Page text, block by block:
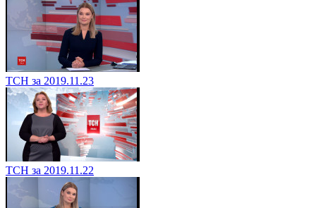
ТСН за 2019.11.23
ТСН за 2019.11.22